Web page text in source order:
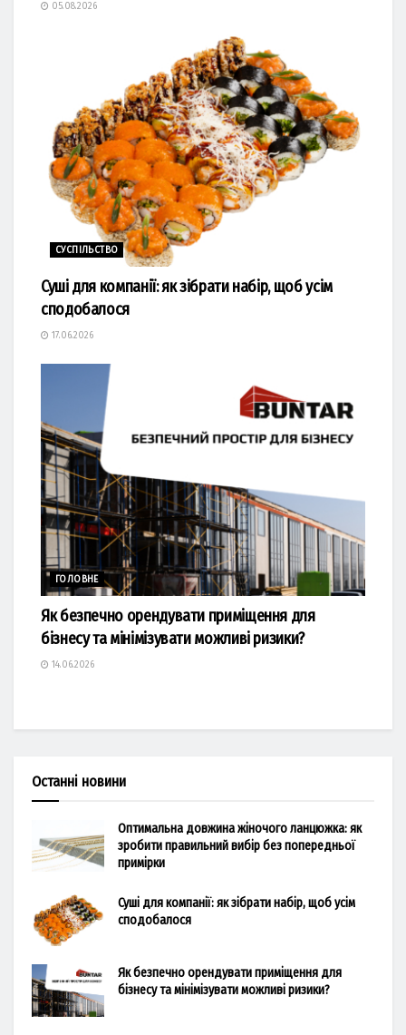
05.08.2026
СУСПІЛЬСТВО
Суші для компанії: як зібрати набір, щоб усім
сподобалося
17.06.2026
ГОЛОВНЕ
Як безпечно орендувати приміщення для
бізнесу та мінімізувати можливі ризики?
14.06.2026
Останні новини
Оптимальна довжина жіночого ланцюжка: як
зробити правильний вибір без попередньої
примірки
Суші для компанії: як зібрати набір, щоб усім
сподобалося
Як безпечно орендувати приміщення для
бізнесу та мінімізувати можливі ризики?